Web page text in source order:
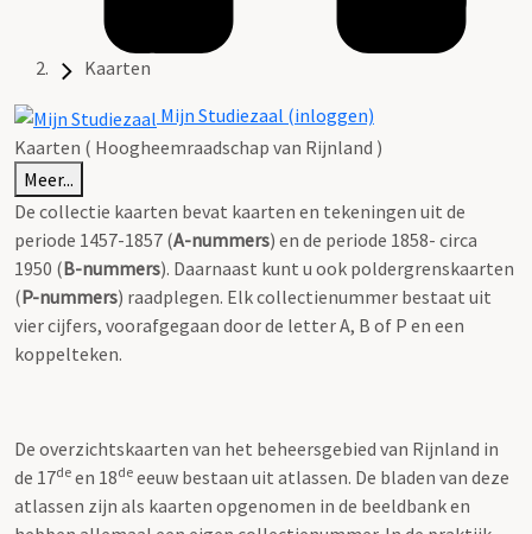
Kaarten
Mijn Studiezaal (inloggen)
Kaarten ( Hoogheemraadschap van Rijnland )
Meer...
De collectie kaarten bevat kaarten en tekeningen uit de
periode 1457-1857 (A-nummers) en de periode 1858- circa
1950 (B-nummers). Daarnaast kunt u ook poldergrenskaarten
(P-nummers) raadplegen. Elk collectienummer bestaat uit
vier cijfers, voorafgegaan door de letter A, B of P en een
koppelteken.
De overzichtskaarten van het beheersgebied van Rijnland in
de 17de en 18de eeuw bestaan uit atlassen. De bladen van deze
atlassen zijn als kaarten opgenomen in de beeldbank en